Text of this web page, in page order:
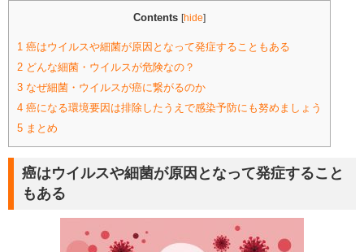
Contents [hide]
1 癌はウイルスや細菌が原因となって発症することもある
2 どんな細菌・ウイルスが危険なの？
3 なぜ細菌・ウイルスが癌に繋がるのか
4 癌になる環境要因は排除したうえで感染予防にも努めましょう
5 まとめ
癌はウイルスや細菌が原因となって発症すること
もある